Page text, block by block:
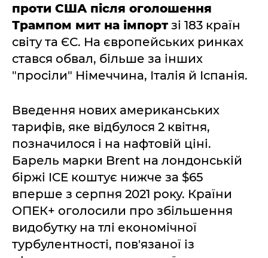
проти США після оголошення
Трампом мит на імпорт зі 183 країн
світу та ЄС. На європейських ринках
стався обвал, більше за інших
"просіли" Німеччина, Італія й Іспанія.
Введення нових американських
тарифів, яке відбулося 2 квітня,
позначилося і на нафтовій ціні.
Барель марки Brent на лондонській
біржі ICE коштує нижче за $65
вперше з серпня 2021 року. Країни
ОПЕК+ оголосили про збільшення
видобутку на тлі економічної
турбулентності, пов'язаної із